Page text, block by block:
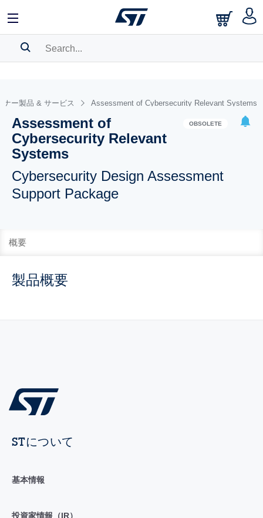
BOOKMARK
Pleaselog into show your saved searches.
ナー製品 & サービス Assessment of Cybersecurity Relevant Systems
Assessment of
Cybersecurity Relevant
Systems
OBSOLETE
Cybersecurity Design Assessment
Support Package
概要
製品概要
STについて
基本情報
投資家情報（IR）